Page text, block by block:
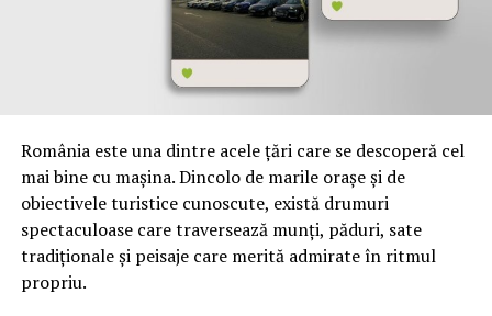
aici pun la dispoziție una care este mai mult decât
plăcută și foarte variată. De la unele dintre cele mai
seturi de pensule& beauty blender la unele
simple, realizate din materiale cu totul și cu totul noi,
toate acestea sunt disponibile acum pe site-ul lor, la
doar un click distanță. Tot ce trebuie să faci este să te
gândești la o selecție care ar fi potrivită pentru tine și
pentru tipurile de piele pe care le vei folosi.
Soluțiile pe potrivite pentru toate tipurile de ten
România este una dintre acele țări care se descoperă cel
mai bine cu mașina. Dincolo de marile orașe și de
obiectivele turistice cunoscute, există drumuri
spectaculoase care traversează munți, păduri, sate
tradiționale și peisaje care merită admirate în ritmul
propriu.